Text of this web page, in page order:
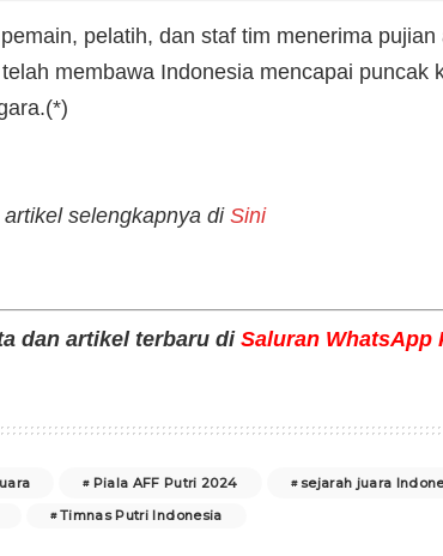
pelatih, dan staf tim menerima
membawa Indonesia mencapai puncak
artikel selengkapnya di Sini
dan artikel terbaru diSaluran WhatsApp
Piala AFF Putri 2024
sejarah juara
Timnas Putri Indonesia